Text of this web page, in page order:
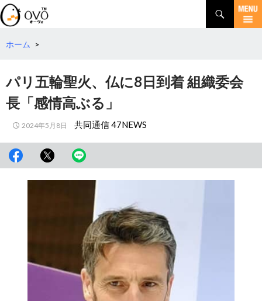
検
索
コ
テ
動
ホーム >
パリ五輪聖火、仏に8日到着 組織委会
長「感情高ぶる」
2024年5月8日 共同通信 47NEWS